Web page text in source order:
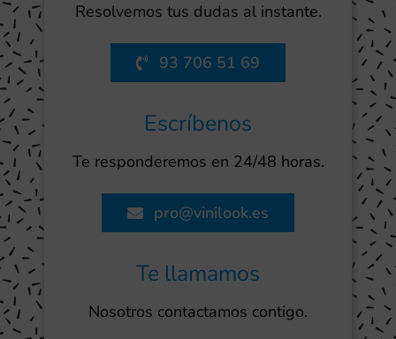
Resolvemos tus dudas al instante.
93 706 51 69
Escríbenos
Te responderemos en 24/48 horas.
pro@vinilook.es
Te llamamos
Nosotros contactamos contigo.